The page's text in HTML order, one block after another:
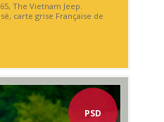
The Vietnam Jeep.
carte grise Française de
PSD